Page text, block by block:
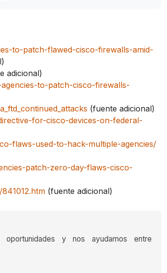
to-patch-flawed-cisco-firewalls-amid-
adicional)
to-patch-cisco-firewalls-
(fuente adicional)
for-cisco-devices-on-federal-
flaws-used-to-hack-multiple-agencies/
patch-zero-day-flaws-cisco-
(fuente adicional)
oportunidades y nos ayudamos entre